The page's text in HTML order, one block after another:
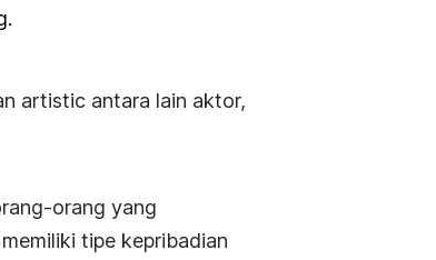
artistic antara lain aktor,
orang yang
tipe kepribadian